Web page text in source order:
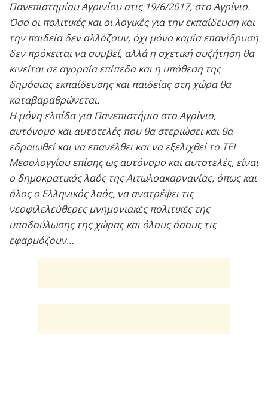
Πανεπιστημίου Αγρινίου στις 19/6/2017, στο Αγρίνιο.
Όσο οι πολιτικές και οι λογικές για την εκπαίδευση και
την παιδεία δεν αλλάζουν, όχι μόνο καμία επανίδρυση
δεν πρόκειται να συμβεί, αλλά η σχετική συζήτηση θα
κινείται σε αγοραία επίπεδα και η υπόθεση της
δημόσιας εκπαίδευσης και παιδείας στη χώρα θα
καταβαραθρώνεται.
Η μόνη ελπίδα για Πανεπιστήμιο στο Αγρίνιο,
αυτόνομο και αυτοτελές που θα στεριώσει και θα
εδραιωθεί και να επανέλθει και να εξελιχθεί το ΤΕΙ
Μεσολογγίου επίσης ως αυτόνομο και αυτοτελές, είναι
ο δημοκρατικός λαός της Αιτωλοακαρνανίας, όπως και
όλος ο Ελληνικός λαός, να ανατρέψει τις
νεοφιλελεύθερες μνημονιακές πολιτικές της
υποδούλωσης της χώρας και όλους όσους τις
εφαρμόζουν…